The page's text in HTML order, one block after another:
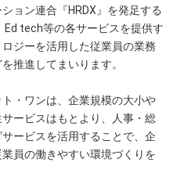
ョン連合『HRDX』を発足する
tech等の各サービスを提供す
ジーを活用した従業員の業務
推進してまいります。
・ワンは、企業規模の大小や
ービスはもとより、人事・総
ービスを活用することで、企
員の働きやすい環境づくりを